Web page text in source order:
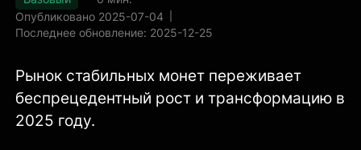
Опубликовано 2025-07-04
Последнее обновление: 2025-12-25
Рынок стабильных монет переживает
беспрецедентный рост и трансформацию в
2025 году.